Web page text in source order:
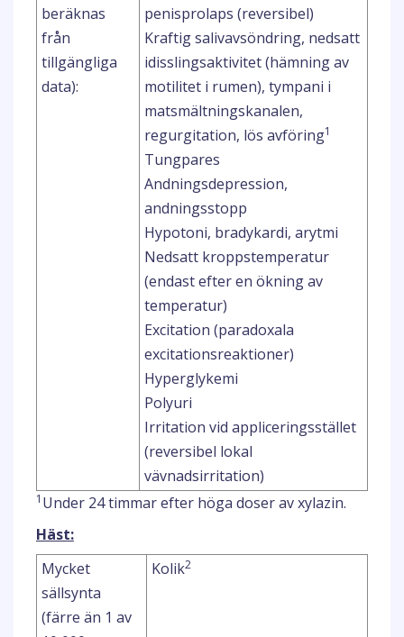
beräknas
från
tillgängliga
data):
penisprolaps (reversibel)
Kraftig salivavsöndring, nedsatt
idisslingsaktivitet (hämning av
motilitet i rumen), tympani i
matsmältningskanalen,
regurgitation, lös avföring1
Tungpares
Andningsdepression,
andningsstopp
Hypotoni, bradykardi, arytmi
Nedsatt kroppstemperatur
(endast efter en ökning av
temperatur)
Excitation (paradoxala
excitationsreaktioner)
Hyperglykemi
Polyuri
Irritation vid appliceringsstället
(reversibel lokal
vävnadsirritation)
1 Under 24 timmar efter höga doser av xylazin.
Häst:
Mycket
sällsynta
(färre än 1 av
Kolik2